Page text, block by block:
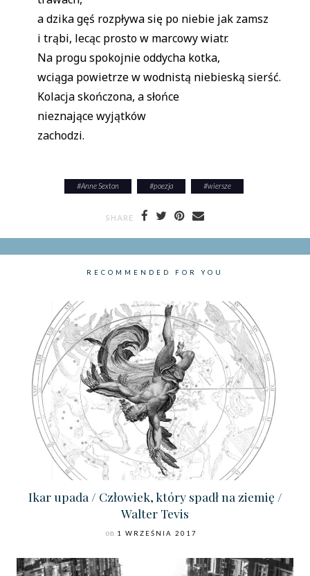
a dzika gęś rozpływa się po niebie jak zamsz
i trąbi, lecąc prosto w marcowy wiatr.
Na progu spokojnie oddycha kotka,
wciąga powietrze w wodnistą niebieską sierść.
Kolacja skończona, a słońce
nieznające wyjątków
zachodzi.
#Anne Sexton #poezja #wiersze
SHARE
RECOMMENDED FOR YOU
Ikar upada / Człowiek, który spadł na ziemię /
Walter Tevis
on 1 WRZEŚNIA 2017